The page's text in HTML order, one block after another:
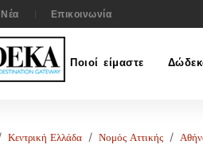
Νέα Επικοινωνία
Ποιοί είμαστε
Κεντρική Ελλάδα Νομός Αττικής